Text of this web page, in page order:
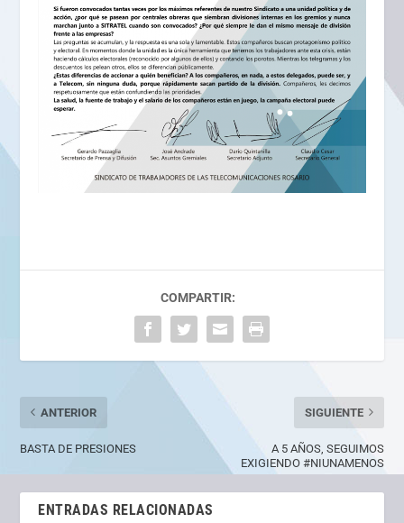
COMPARTIR:
ANTERIOR
BASTA DE PRESIONES
SIGUIENTE
A 5 AÑOS, SEGUIMOS
EXIGIENDO #NIUNAMENOS
ENTRADAS RELACIONADAS